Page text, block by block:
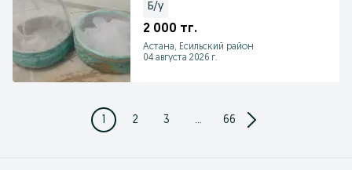
Б/у
2 000 тг.
Астана, Есильский район
04 августа 2026 г.
1 2 3 ... 66